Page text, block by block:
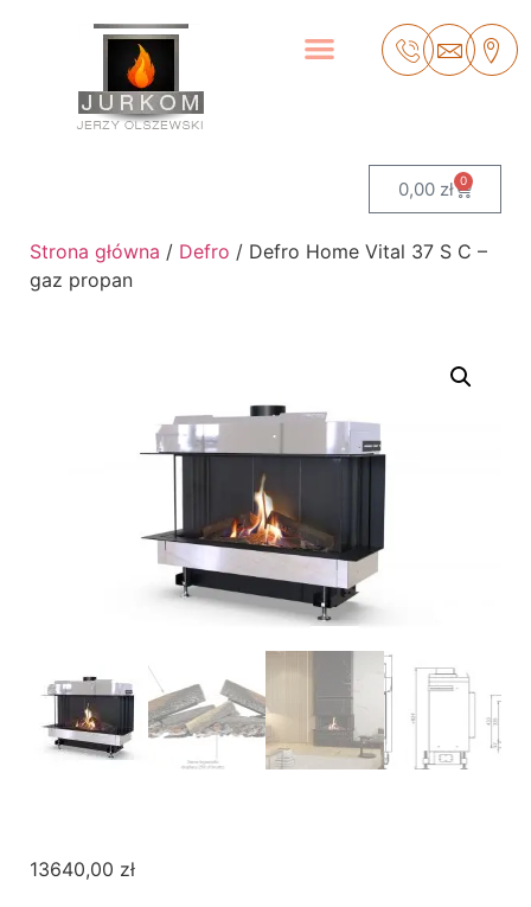
0,00 zł 0
Strona główna / Defro / Defro Home Vital 37 S C –
gaz propan
13640,00 zł